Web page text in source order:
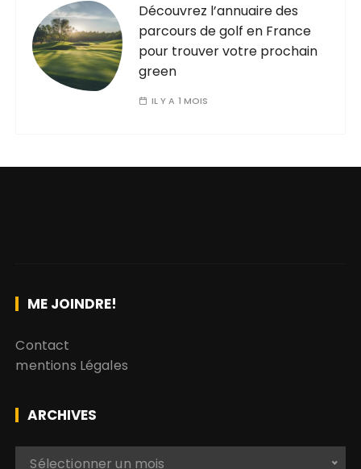
Découvrez l’annuaire des
parcours de golf en France
pour trouver votre prochain
green
IL Y A 1 MOIS
ME JOINDRE!
Contact
mentions Légales
ARCHIVES
Sélectionner un mois